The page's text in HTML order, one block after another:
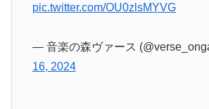
pic.twitter.com/OU0zlsMYVG
— 音楽の森ヴァース
16, 2024